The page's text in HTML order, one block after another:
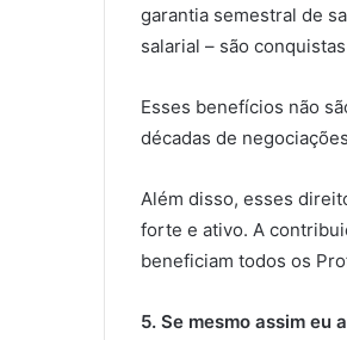
garantia semestral de
salarial – são
Esses benefícios não
décadas de
Além disso, esses
forte e ativo. A
beneficiam todos os
5. Se mesmo assim eu